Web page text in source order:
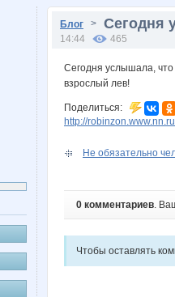
Блог > Cегодня
14:44 465
Cегодня услышала,
взрослый лев!
Поделиться:
http://
Не обязательно
0 комментариев.
Чтобы оставлять